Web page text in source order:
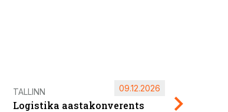
TALLINN
Logistika aastakonverents
09.12.2026